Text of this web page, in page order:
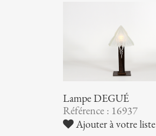
Lampe DEGUÉ
Référence : 16937
Ajouter à votre liste